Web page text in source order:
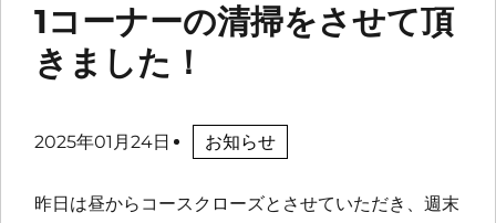
1コーナーの清掃をさせて頂
きました！
2025年01月24日 お知らせ
昨日は昼からコースクローズとさせていただき、週末